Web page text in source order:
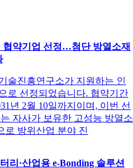
협약기업 선정…첨단 방열소재
술진흥연구소가 지원하는 인
로 선정되었습니다. 협약기간
년 2월 10일까지이며, 이번 선
자사가 보유한 고성능 방열소
로 방위산업 분야 진
리·산업용 e‑Bonding 솔루션